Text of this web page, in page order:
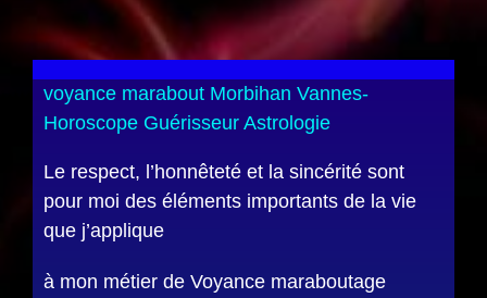
voyance marabout Morbihan Vannes-
Horoscope Guérisseur Astrologie
Le respect, l’honnêteté et la sincérité sont
pour moi des éléments importants de la vie
que j’applique
à mon métier de Voyance maraboutage